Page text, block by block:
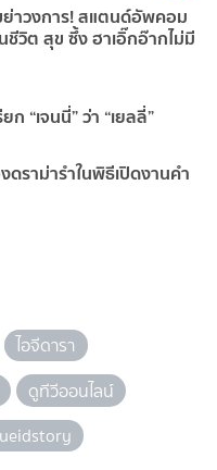
ย่าวงการ! สแตนด์อัพคอม
ชีวิต สุข ซึ้ง ฮาเอิ๊กอ๊ากไม่มี
ก “เจนนี่” ว่า “เยลลี่”
ดราม่ารำในพิธีเปิดงานคำ
ไอจีดารา
ดูทีวีออนไลน์